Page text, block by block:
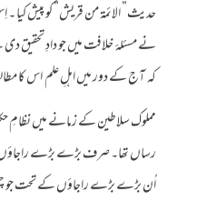
حدیث” الائمۃ من قریش” کو پیش کیا ۔
نے مسئلۂ خلافت میں جو دادِ تحقیق
کہ آج کے دور میں اہلِ علم اس کا
مملوک سلاطین کے زمانے میں
رساں تھا۔ صرف بڑے بڑے راجاؤں
اُن بڑے بڑے راجاؤں کے تحت جو